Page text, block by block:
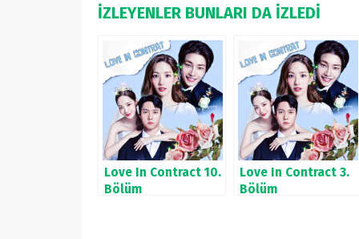
İZLEYENLER BUNLARI DA İZLEDİ
Love In Contract 10.
Bölüm
Love In Contract 3.
Bölüm